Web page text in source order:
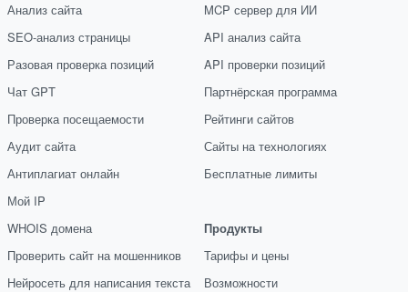
Анализ сайта
SEO-анализ страницы
Разовая проверка позиций
Чат GPT
Проверка посещаемости
Аудит сайта
Антиплагиат онлайн
Мой IP
WHOIS домена
Проверить сайт на мошенников
Нейросеть для написания текста
MCP сервер для ИИ
API анализ сайта
API проверки позиций
Партнёрская программа
Рейтинги сайтов
Сайты на технологиях
Бесплатные лимиты
Продукты
Тарифы и цены
Возможности